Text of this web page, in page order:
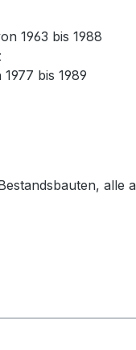
1963 bis 1988
bis 1989